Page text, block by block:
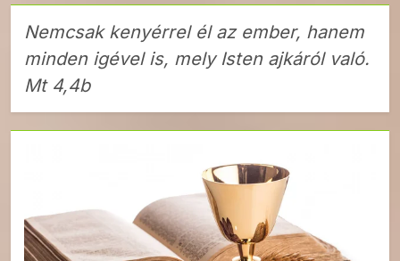
Nemcsak kenyérrel él az ember, hanem
minden igével is, mely Isten ajkáról való.
Mt 4,4b